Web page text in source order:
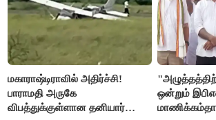
மகாராஷ்டிராவில் அதிர்ச்சி!
பாராமதி அருகே
விபத்துக்குள்ளான தனியார்
ஒன்றும்